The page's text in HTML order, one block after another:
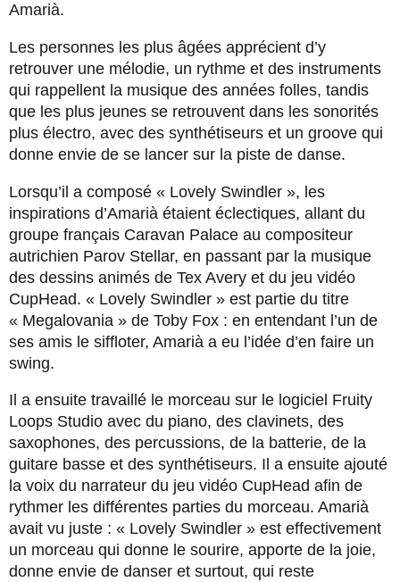
Amarià.
Les personnes les plus âgées apprécient d’y
retrouver une mélodie, un rythme et des instruments
qui rappellent la musique des années folles, tandis
que les plus jeunes se retrouvent dans les sonorités
plus électro, avec des synthétiseurs et un groove qui
donne envie de se lancer sur la piste de danse.
Lorsqu’il a composé « Lovely Swindler », les
inspirations d’Amarià étaient éclectiques, allant du
groupe français Caravan Palace au compositeur
autrichien Parov Stellar, en passant par la musique
des dessins animés de Tex Avery et du jeu vidéo
CupHead. « Lovely Swindler » est partie du titre
« Megalovania » de Toby Fox : en entendant l’un de
ses amis le siffloter, Amarià a eu l’idée d’en faire un
swing.
Il a ensuite travaillé le morceau sur le logiciel Fruity
Loops Studio avec du piano, des clavinets, des
saxophones, des percussions, de la batterie, de la
guitare basse et des synthétiseurs. Il a ensuite ajouté
la voix du narrateur du jeu vidéo CupHead afin de
rythmer les différentes parties du morceau. Amarià
avait vu juste : « Lovely Swindler » est effectivement
un morceau qui donne le sourire, apporte de la joie,
donne envie de danser et surtout, qui reste